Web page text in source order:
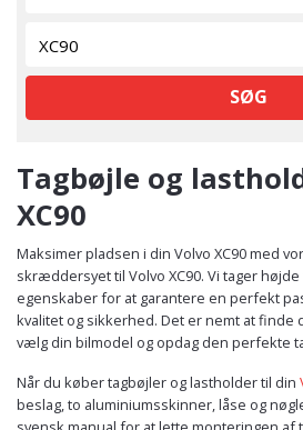
SØG
Tagbøjle og
XC90
Maksimer pladsen i din Volvo XC90 med
skræddersyet til Volvo XC90. Vi tager
egenskaber for at garantere en perfekt
kvalitet og sikkerhed. Det er nemt at finde
vælg din bilmodel og opdag den perfekte
Når du køber tagbøjler og lastholder til din
beslag, to aluminiumsskinner, låse og